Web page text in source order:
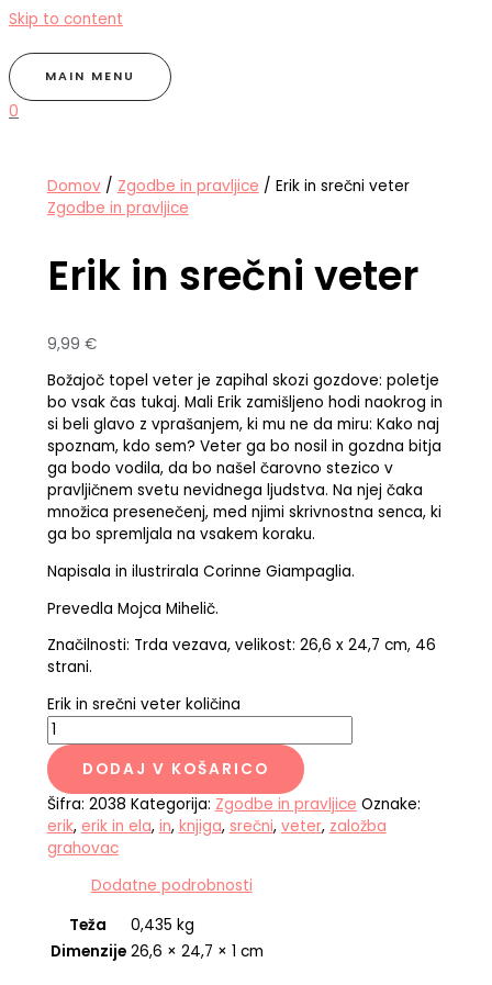
Skip to content
MAIN MENU
0
Domov/ Zgodbe in pravljice / Erik in srečni veter
Zgodbe in pravljice
Erik in srečni veter
9,99 €
Božajoč topel veter je zapihal skozi gozdove: poletje
bo vsak čas tukaj. Mali Erik zamišljeno hodi naokrog in
si beli glavo z vprašanjem, ki mu ne da miru: Kako naj
spoznam, kdo sem? Veter ga bo nosil in gozdna bitja
ga bodo vodila, da bo našel čarovno stezico v
pravljičnem svetu nevidnega ljudstva. Na njej čaka
množica presenečenj, med njimi skrivnostna senca, ki
ga bo spremljala na vsakem koraku.
Napisala in ilustrirala Corinne Giampaglia.
Prevedla Mojca Mihelič.
Značilnosti: Trda vezava, velikost: 26,6 x 24,7 cm, 46
strani.
Erik in srečni veter količina
DODAJ V KOŠARICO
Šifra: 2038 Kategorija: Zgodbe in pravljice Oznake:
erik, erik in ela, in, knjiga, srečni, veter, založba
grahovac
Dodatne podrobnosti
Teža
0,435 kg
Dimenzije 26,6 × 24,7 × 1 cm